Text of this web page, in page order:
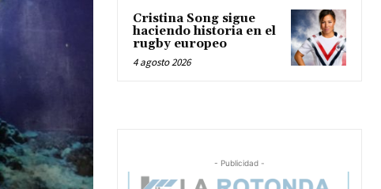
Cristina Song sigue
haciendo historia en el
rugby europeo
4 agosto 2026
- Publicidad -